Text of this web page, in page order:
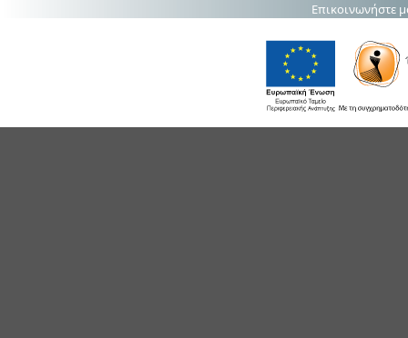
Επικοινωνήστε